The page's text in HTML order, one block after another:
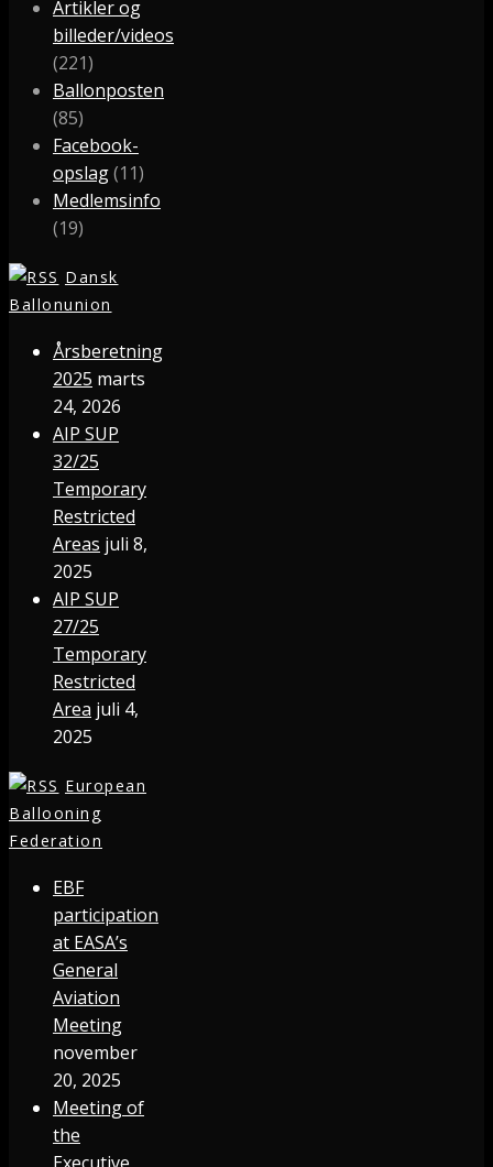
Artikler og
billeder/videos
(221)
Ballonposten
(85)
Facebook-
opslag(11)
Medlemsinfo
(19)
Dansk
Ballonunion
Årsberetning
2025 marts
24, 2026
AIP SUP
32/25
Temporary
Restricted
Areas juli 8,
2025
AIP SUP
27/25
Temporary
Restricted
Area juli 4,
2025
European
Ballooning
Federation
EBF
participation
at EASA’s
General
Aviation
Meeting
november
20, 2025
Meeting of
the